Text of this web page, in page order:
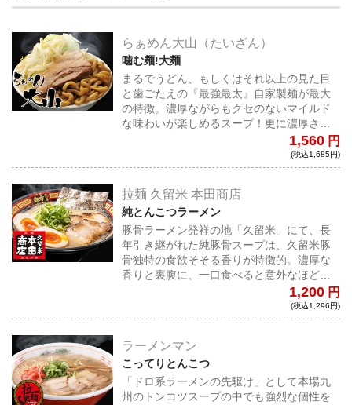
らぁめん大山（たいざん）
噛む麺!大麺
まるでうどん、もしくはそれ以上の見た目
と歯ごたえの『最強最太』自家製麺が最大
の特徴。濃厚ながらもクセのないマイルド
な味わいが楽しめるスープ！更に濃厚さを
求める方には生卵とニンニクのトッピング
1,560 円
(税込1,685円)
拉麺 久留米 本田商店
純とんこつラーメン
豚骨ラーメン発祥の地「久留米」にて、長
年引き継がれた純豚骨スープは、久留米豚
骨独特の食欲そそる香りが特徴的。濃厚な
香りと裏腹に、一口食べると意外なほどす
っきりとした後味が残る。自家製中細麺
1,200 円
(税込1,296円)
ラーメンマン
こってりとんこつ
「ドロ系ラーメンの先駆け」として本場九
州のトンコツスープの中でも強烈な個性を